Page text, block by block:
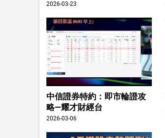
2026-03-23
中信證券特約：即市輪證攻
略—耀才財經台
2026-03-06